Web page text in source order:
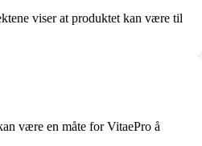
viser at produktet kan være til
være en måte for VitaePro å